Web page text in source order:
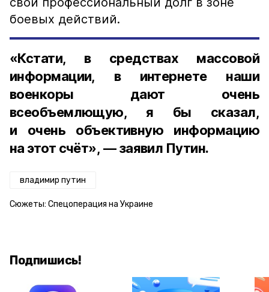
боевых действий.
«Кстати, в средствах массовой
информации, в интернете наши
военкоры дают очень
всеобъемлющую, я бы сказал,
и очень объективную информацию
на этот счёт», — заявил Путин.
владимир путин
Сюжеты: Спецоперация на Украине
Подпишись!